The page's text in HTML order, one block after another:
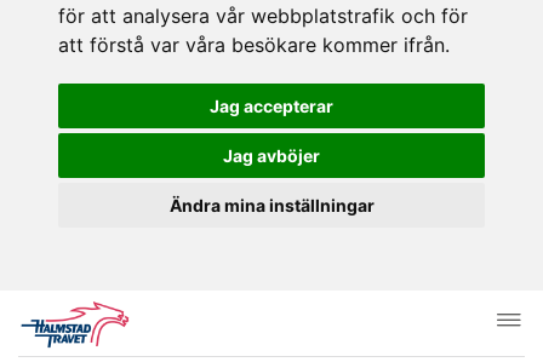
för att analysera vår webbplatstrafik och för
att förstå var våra besökare kommer ifrån.
Jag accepterar
Jag avböjer
Ändra mina inställningar